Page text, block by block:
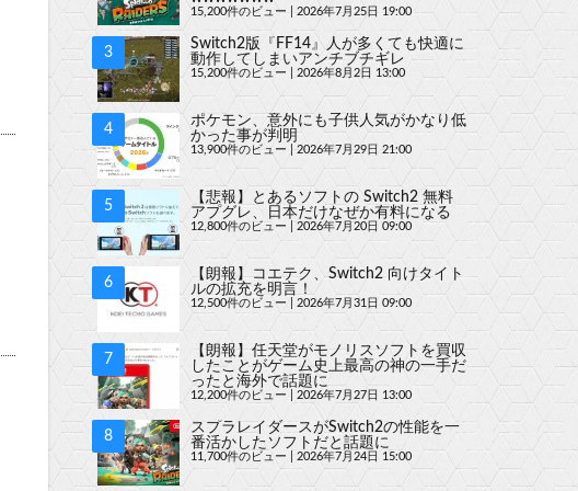
15,200件のビュー 2026年7月25日 19:00
Switch2版『FF14』人が多くても快適に
動作してしまいアンチブチギレ
15,200件のビュー 2026年8月2日 13:00
ポケモン、意外にも子供人気がかなり低
かった事が判明
13,900件のビュー |2026年7月29日 21:00
【悲報】とあるソフトの Switch2 無料
アプグレ、日本だけなぜか有料になる
12,800件のビュー 2026年7月20日 09:00
【朗報】コエテク、Switch2 向けタイト
ルの拡充を明言！
12,500件のビュー 2026年7月31日 09:00
【朗報】任天堂がモノリスソフトを買収
したことがゲーム史上最高の神の一手だ
ったと海外で話題に
12,200件のビュー 2026年7月27日 13:00
スプラレイダースがSwitch2の性能を一
番活かしたソフトだと話題に
11,700件のビュー 2026年7月24日 15:00